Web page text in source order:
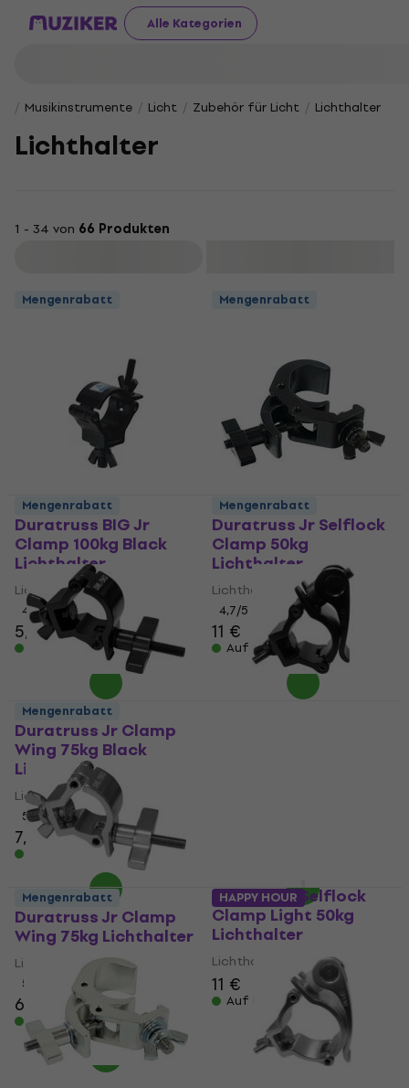
Alle Kategorien
Musikinstrumente Licht Zubehör für Licht Lichthalter
Lichthalter
1 - 34 von 66 Produkten
Mengenrabatt
Duratruss BIG Jr
Clamp 100kg Black
Lichthalter
Lichthalter
4,9/5
5,29 €
Auf Lager
Mengenrabatt
Duratruss Jr Selflock
Clamp 50kg
Lichthalter
Lichthalter
4,7/5
11 €
Auf Lager
Mengenrabatt
Duratruss Jr Clamp
Wing 75kg Black
Lichthalter
Lichthalter
5/5
7,49 €
Mengenrabatt
Mengenrabatt
Duratruss Jr Clamp
Wing 75kg Lichthalter
Lichthalter
5
6,70 €
Auf Lager
Duratruss Selflock
Clamp Light 50kg
Lichthalter
Lichthalter
11 €
Auf Lager
Mengenrabatt HAPPY HOUR